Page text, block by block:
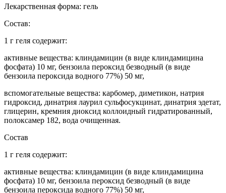
Лекарственная форма: гель
Состав:
1 г геля содержит:
активные вещества: клиндамицин (в виде клиндамицина
фосфата) 10 мг, бензоила пероксид безводный (в виде
бензоила пероксида водного 77%) 50 мг,
вспомогательные вещества: карбомер, диметикон, натрия
гидроксид, динатрия лаурил сульфосукцинат, динатрия эдетат,
глицерин, кремния диоксид коллоидный гидратированный,
полоксамер 182, вода очищенная.
Состав
1 г геля содержит:
активные вещества: клиндамицин (в виде клиндамицина
фосфата) 10 мг, бензоила пероксид безводный (в виде
бензоила пероксида водного 77%) 50 мг,